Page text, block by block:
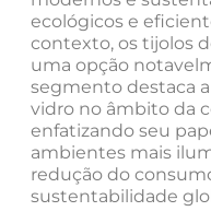
ecológicos e
contexto, os tijolos
uma opção
segmento destaca
vidro no âmbito da
enfatizando seu
ambientes mais
redução do
sustentabilidade